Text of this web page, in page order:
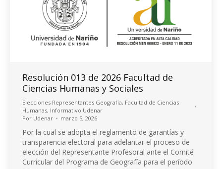
Resolución 013 de 2026 Facultad de
Ciencias Humanas y Sociales
Elecciones Representantes Geografía, Facultad de Ciencias
Humanas, Informativo Udenar
Por Udenar marzo 5, 2026
Por la cual se adopta el reglamento de garantías y
transparencia electoral para adelantar el proceso de
elección del Representante Profesoral ante el Comité
Curricular del Programa de Geografía para el período